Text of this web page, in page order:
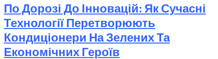
По Дорозі До Інновацій: Як Сучасні
Технології Перетворюють
Кондиціонери На Зелених Та
Економічних Героїв